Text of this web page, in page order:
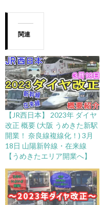
関連
【JR西日本】 2023年 ダイヤ
改正 概要 (大阪 うめきた新駅
開業！ 奈良線複線化！) 3月
18日 山陽新幹線・在来線
【うめきたエリア開業へ】